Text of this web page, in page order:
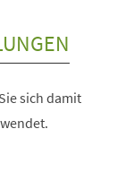
sich damit